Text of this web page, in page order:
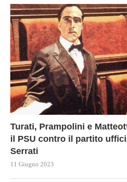
PRIME RICETTE DAL GOVERNO
MELONI PER IL CARO...
5 Novembre 2022
Turati, Prampolini e
il PSU contro il partito
Serrati
11 Giugno 2023